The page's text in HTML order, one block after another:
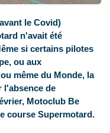
le Covid)
n'avait été
si certains pilotes
ou aux
même du Monde, la
l'absence de
Motoclub Be
course Supermotard.